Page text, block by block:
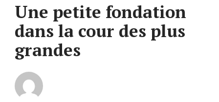
Une petite fondation
dans la cour des plus
grandes